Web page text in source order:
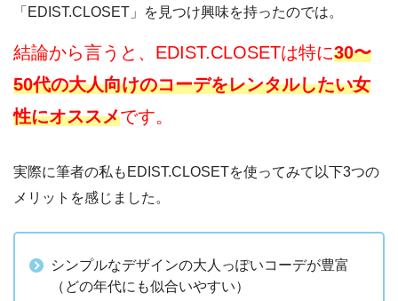
「EDIST.CLOSET」を見つけ興味を持ったのでは。
結論から言うと、EDIST.CLOSETは特に30〜
50代の大人向けのコーデをレンタルしたい女
性にオススメです。
実際に筆者の私もEDIST.CLOSETを使ってみて以下3つの
メリットを感じました。
シンプルなデザインの大人っぽいコーデが豊富
（どの年代にも似合いやすい）